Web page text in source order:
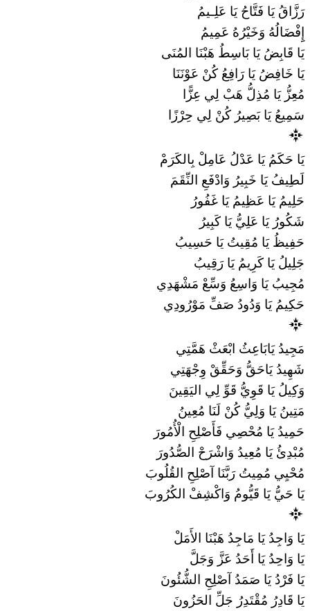
رَزَّاقُ يَا فَتَّاحُ يَا عَلِـيمُ
إِِفْضَالُهُ وَخَيْرُهُ عَمِيمُ
يَا قَابِضُ يَا بَاسِطُ هَبْنَا المُنَى
يَا خَافِضُ يَا رَافِعُ كُنْ عَوْنَنَا
مُعِزُّ يَا مُذِلُّ هَبْ لِي عِزًّا
سَمِيعُ يَا بَصِيرُ كُنْ لِي حِرْزًا
يَا حَكَمُ يَا عَدْلُ عَامِلْ بِالكَرَمْ
لَطِيفُ يَا خَبِيرُ وَادْفَعِ النِّقَمَ
حَلِيمُ يَا عَظِيمُ يَا غَفُورُ
شَكُورُ يَا عَلِيُّ يَا كَبِيرُ
حَفِيظُ يَا مُقِيتُ يَا حَسِيبُ
جَلِيلُ يَا كَرِيمُ يَا رَقِيبُ
مُجِيبُ يَا وَاسِعُ وَسِّعْ مَشْهَدِي
حَكِيمُ يَا وَدُودُ صَفِّ مَوْرُودِي
مَجِيدُ يَابَاعِثُ ابْعَثْ هَمَّتِي
شَهِيدُ يَاحَقُّ وَحَقِّقْ وِجْهَتِي
وَكِيلُ يَا قَوِيُّ قَوِّ لِي اليَقِينَ
مَتِينُ يَا وَلِيُّ كُنْ لَنَا مُعِينُ
حَمِيدُ يَا مُحْصِي فَأَصْلِحِ الْأُمُورَ
مُبْدِئُ يَا مُعِيدُ وَاشْرَحْ الصُّدُورَ
مُحْيِي مُمِيتُ رَبَّنَا آصْلِحِ القُلُوبَ
يَا حَيُّ يَا قَيُّومُ وَاكْشِفْ الكُرُوبَ
يَا وَاجِدُ يَا مَاجِدُ هَبْنَا الأَمَلْ
يَا وَاحِدُ يَا أَحَدُ عَزَّ وَجَلَّ
يَا فَرْدُ يَا صَمَدُ آصْلِحِ الشُّئُونَ
يَا قَادِرُ مُقْتَدِرُ جَلِّ الحَزُونَ